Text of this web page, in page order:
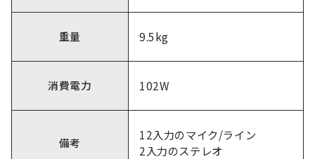
重量 9.5kg
消費電力 102W
備考
12入力のマイク/ライン
2入力のステレオ